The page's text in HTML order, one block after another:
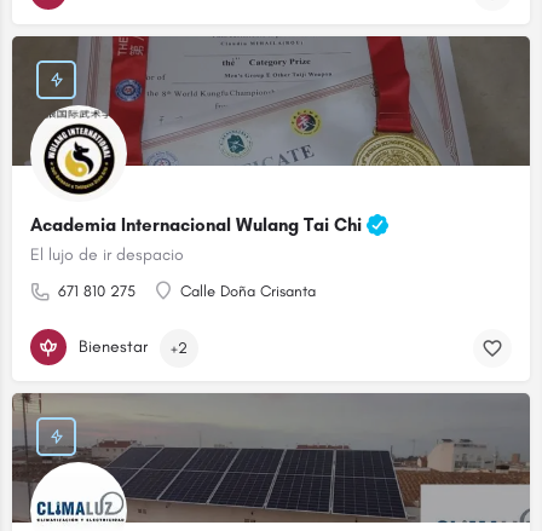
Academia Internacional Wulang Tai Chi
El lujo de ir despacio
671 810 275 Calle Doña Crisanta
Bienestar +2